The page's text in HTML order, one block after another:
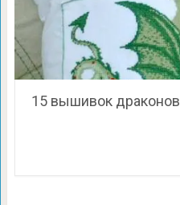
15 вышивок драконов